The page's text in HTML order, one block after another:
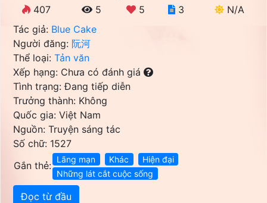
407 5 5 3
N/A
Tác giả: Blue Cake
Người đăng: 阮河
Thể loại: Tản văn
Xếp hạng: Chưa có đánh giá
Tình trạng: Đang tiếp diễn
Trưởng thành: Không
Quốc gia: Việt Nam
Nguồn: Truyện sáng tác
Số chữ: 1527
Gắn thẻ:
Lãng mạn Khác
Hiện đại
Những lát cắt cuộc sống
Đọc từ đầu